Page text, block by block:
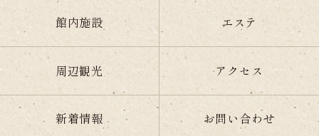
館内施設 エステ
周辺観光 アクセス
新着情報 お問い合わせ